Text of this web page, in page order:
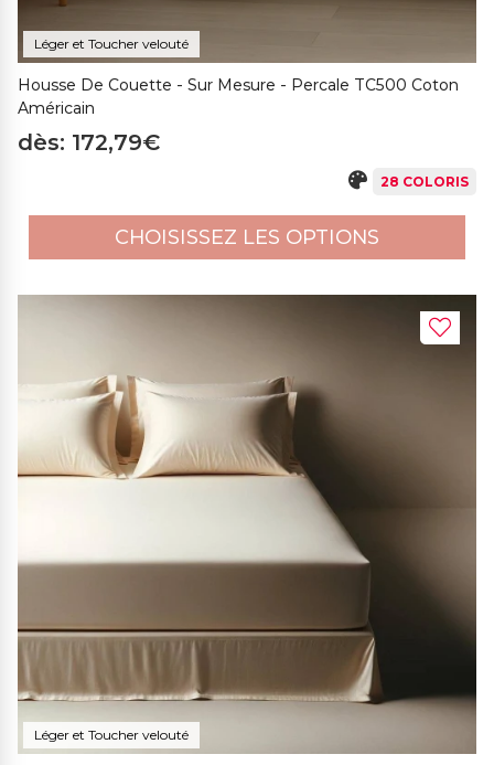
Léger et Toucher velouté
Housse De Couette - Sur Mesure - Percale TC500 Coton
Américain
dès: 172,79€
28 COLORIS
CHOISISSEZ LES OPTIONS
Léger et Toucher velouté